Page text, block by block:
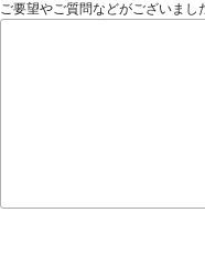
ご要望やご質問などがございま